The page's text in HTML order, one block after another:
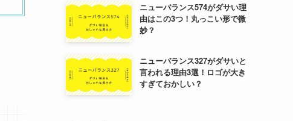
ニューバランス574がダサい理
由はこの3つ！丸っこい形で微
妙？
ニューバランス327がダサいと
言われる理由3選！ロゴが大き
すぎておかしい？